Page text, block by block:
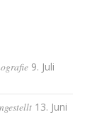
9. Juli
13. Juni